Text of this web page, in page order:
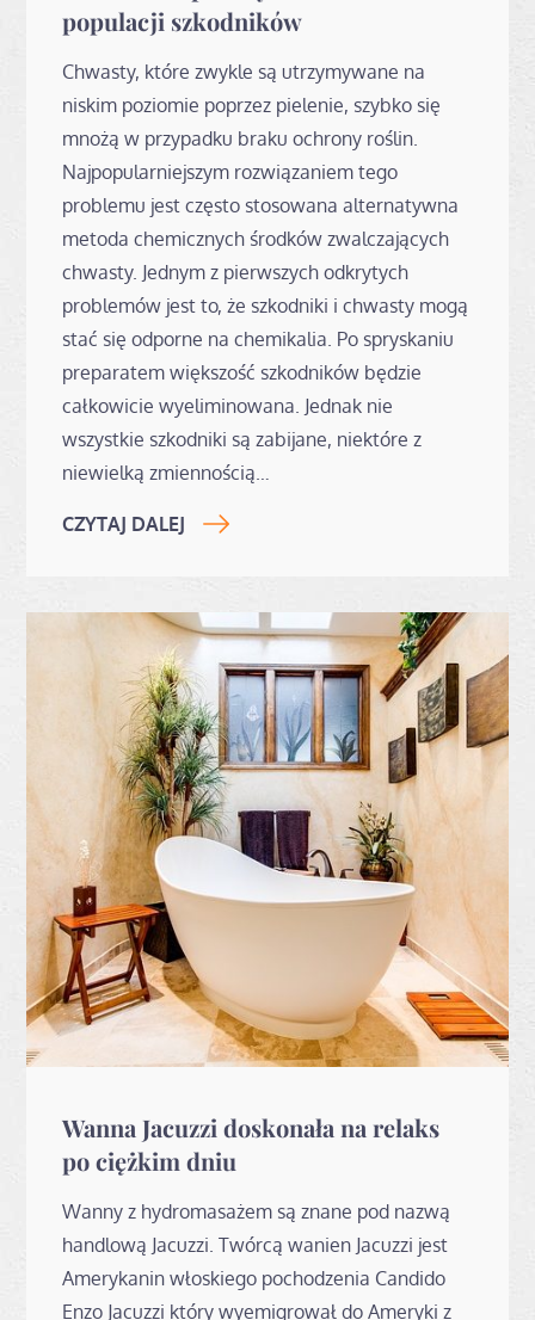
populacji szkodników
Chwasty, które zwykle są utrzymywane na
niskim poziomie poprzez pielenie, szybko się
mnożą w przypadku braku ochrony roślin.
Najpopularniejszym rozwiązaniem tego
problemu jest często stosowana alternatywna
metoda chemicznych środków zwalczających
chwasty. Jednym z pierwszych odkrytych
problemów jest to, że szkodniki i chwasty mogą
stać się odporne na chemikalia. Po spryskaniu
preparatem większość szkodników będzie
całkowicie wyeliminowana. Jednak nie
wszystkie szkodniki są zabijane, niektóre z
niewielką zmiennością…
CZYTAJ DALEJ
Wanna Jacuzzi doskonała na relaks
po ciężkim dniu
Wanny z hydromasażem są znane pod nazwą
handlową Jacuzzi. Twórcą wanien Jacuzzi jest
Amerykanin włoskiego pochodzenia Candido
Enzo Jacuzzi który wyemigrował do Ameryki z